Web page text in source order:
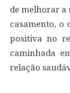
de melhorar a
casamento, o
positiva no
caminhada
relação